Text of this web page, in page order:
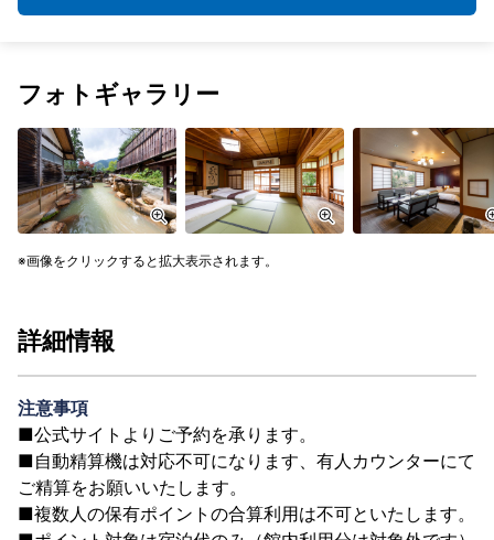
フォトギャラリー
画像をクリックすると拡大表示されます。
詳細情報
注意事項
■公式サイトよりご予約を承ります。
■自動精算機は対応不可になります、有人カウンターにて
ご精算をお願いいたします。
■複数人の保有ポイントの合算利用は不可といたします。